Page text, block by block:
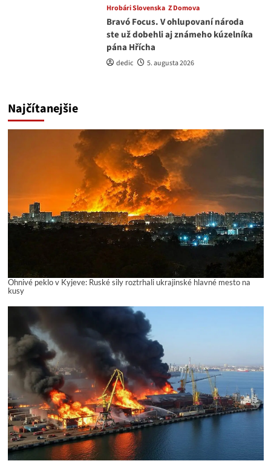
Hrobári Slovenska Z Domova
Bravó Focus. V ohlupovaní národa
ste už dobehli aj známeho kúzelníka
pána Hřícha
dedic 5. augusta 2026
Najčítanejšie
Ohnivé peklo v Kyjeve: Ruské sily roztrhali ukrajinské hlavné mesto na
kusy